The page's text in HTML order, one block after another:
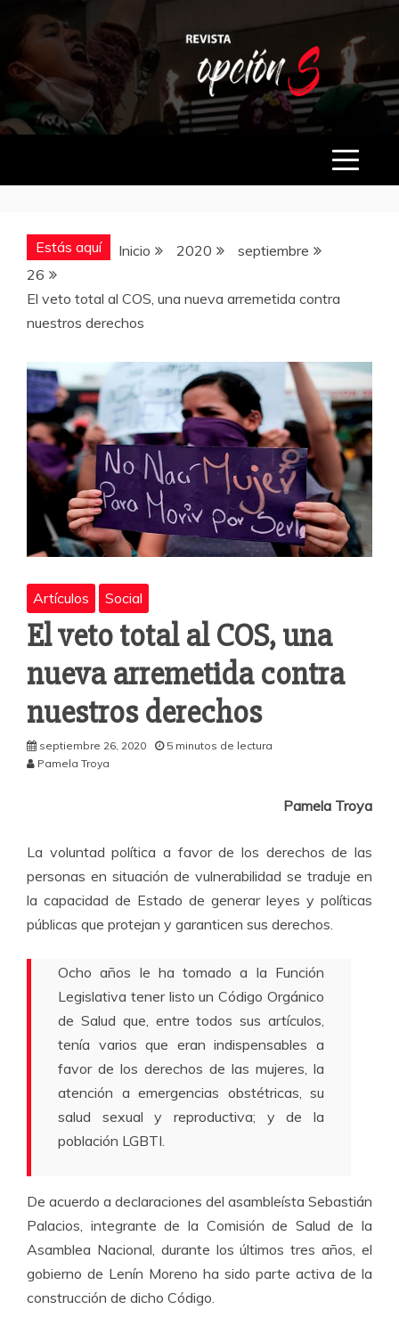
Saltar
contenido
OPCIÓN S
Estás aquí Inicio 2020
septiembre
26
El veto total al COS, una nueva arremetida contra
nuestros derechos
Artículos Social
El veto total al COS, una
nueva arremetida contra
nuestros derechos
septiembre 26, 2020
5 minutos de lectura
Pamela Troya
Pamela Troya
La voluntad política a favor de los derechos de las
personas en situación de vulnerabilidad se traduje en
la capacidad de Estado de generar leyes y políticas
públicas que protejan y garanticen sus derechos.
Ocho años le ha tomado a la Función
Legislativa tener listo un Código Orgánico
de Salud que, entre todos sus artículos,
tenía varios que eran indispensables a
favor de los derechos de las mujeres, la
atención a emergencias obstétricas, su
salud sexual y reproductiva; y de la
población LGBTI.
De acuerdo a declaraciones del asambleísta Sebastián
Palacios, integrante de la Comisión de Salud de la
Asamblea Nacional, durante los últimos tres años, el
gobierno de Lenín Moreno ha sido parte activa de la
construcción de dicho Código.